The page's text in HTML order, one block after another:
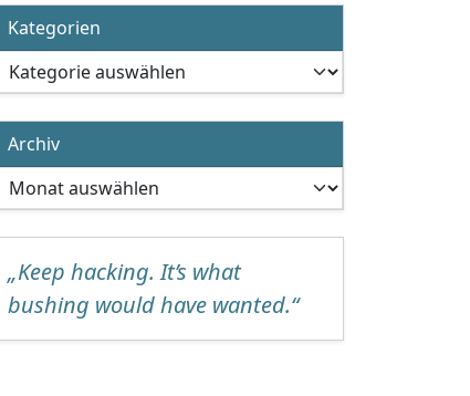
Kategorien
Kategorien
Archiv
Archiv
„Keep hacking. It’s what
bushing would have wanted.“